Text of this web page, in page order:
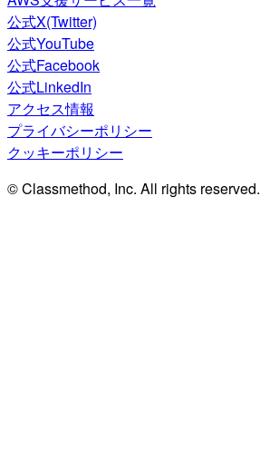
公式X(Twitter)
公式YouTube
公式Facebook
公式LinkedIn
アクセス情報
プライバシーポリシー
クッキーポリシー
© Classmethod, Inc. All rights reserved.